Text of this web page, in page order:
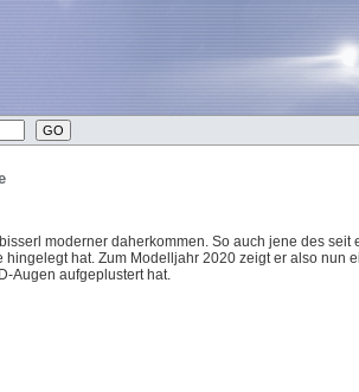
moderner daherkommen. So auch jene des seit
hat. Zum Modelljahr 2020 zeigt er also nun
Augen aufgeplustert hat.